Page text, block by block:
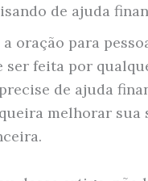
de ajuda
a oração para
ser feita por
de ajuda
melhorar sua